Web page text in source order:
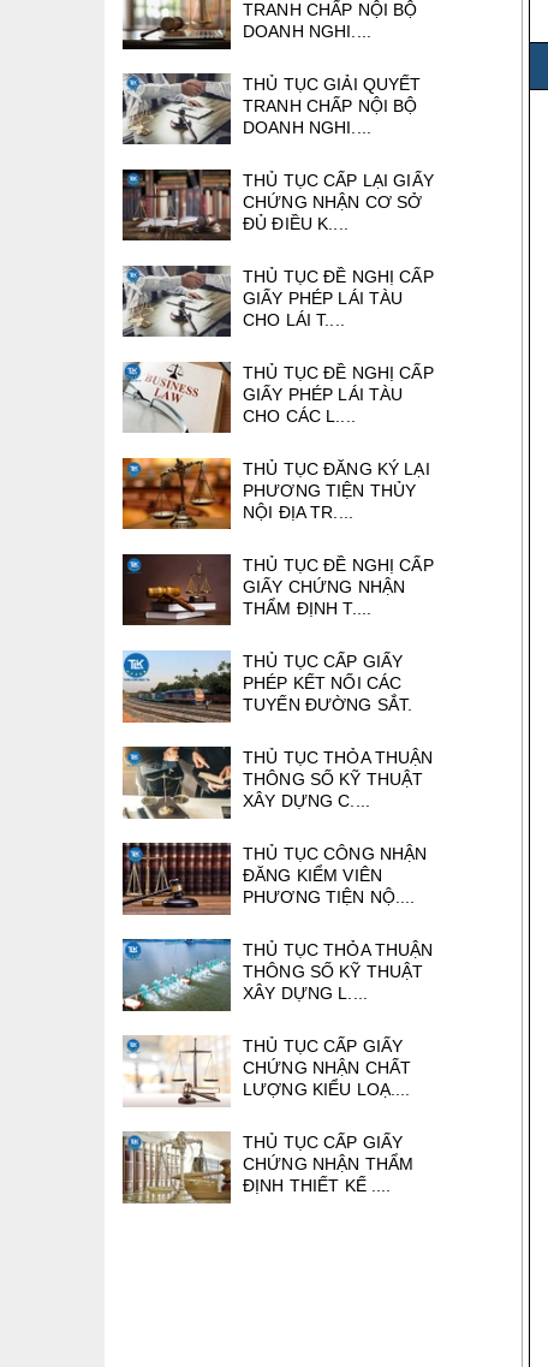
TRANH CHẤP NỘI BỘ
DOANH NGHI....
THỦ TỤC GIẢI QUYẾT
TRANH CHẤP NỘI BỘ
DOANH NGHI....
THỦ TỤC CẤP LẠI GIẤY
CHỨNG NHẬN CƠ SỞ
ĐỦ ĐIỀU K....
THỦ TỤC ĐỀ NGHỊ CẤP
GIẤY PHÉP LÁI TÀU
CHO LÁI T....
THỦ TỤC ĐỀ NGHỊ CẤP
GIẤY PHÉP LÁI TÀU
CHO CÁC L....
THỦ TỤC ĐĂNG KÝ LẠI
PHƯƠNG TIỆN THỦY
NỘI ĐỊA TR....
THỦ TỤC ĐỀ NGHỊ CẤP
GIẤY CHỨNG NHẬN
THẨM ĐỊNH T....
THỦ TỤC CẤP GIẤY
PHÉP KẾT NỐI CÁC
TUYẾN ĐƯỜNG SẮT.
THỦ TỤC THỎA THUẬN
THÔNG SỐ KỸ THUẬT
XÂY DỰNG C....
THỦ TỤC CÔNG NHẬN
ĐĂNG KIỂM VIÊN
PHƯƠNG TIỆN NỘ....
THỦ TỤC THỎA THUẬN
THÔNG SỐ KỸ THUẬT
XÂY DỰNG L....
THỦ TỤC CẤP GIẤY
CHỨNG NHẬN CHẤT
LƯỢNG KIỂU LOẠ....
THỦ TỤC CẤP GIẤY
CHỨNG NHẬN THẨM
ĐỊNH THIẾT KẾ ....